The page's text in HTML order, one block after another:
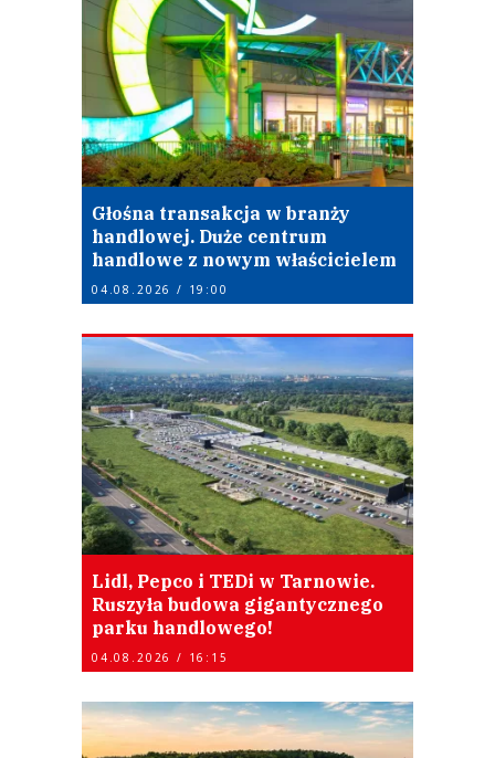
Głośna transakcja w branży
handlowej. Duże centrum
handlowe z nowym właścicielem
04.08.2026 / 19:00
Lidl, Pepco i TEDi w Tarnowie.
Ruszyła budowa gigantycznego
parku handlowego!
04.08.2026 / 16:15